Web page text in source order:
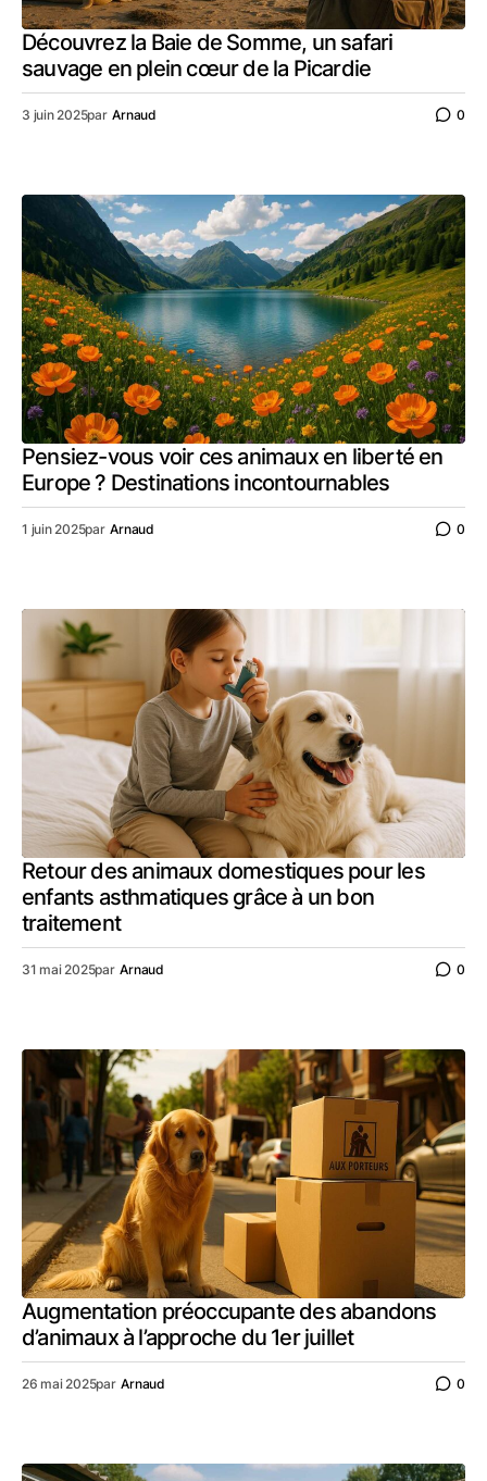
Découvrez la Baie de Somme, un safari
sauvage en plein cœur de la Picardie
3 juin 2025par Arnaud 0
Pensiez-vous voir ces animaux en liberté en
Europe ? Destinations incontournables
1 juin 2025par Arnaud 0
Retour des animaux domestiques pour les
enfants asthmatiques grâce à un bon
traitement
31 mai 2025par Arnaud 0
Augmentation préoccupante des abandons
d’animaux à l’approche du 1er juillet
26 mai 2025par Arnaud 0